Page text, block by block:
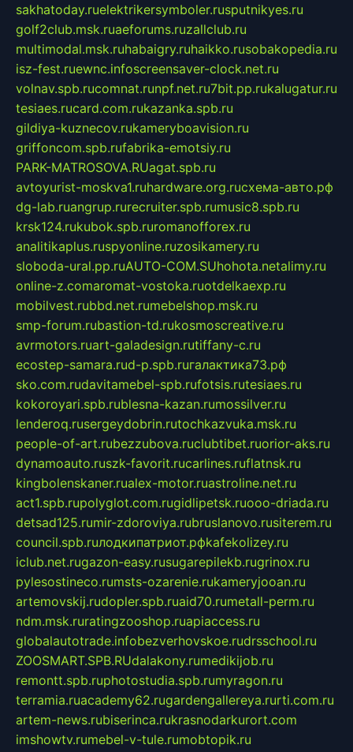
sakhatoday.ruelektrikersymboler.rusputnikyes.ru
golf2club.msk.ruaeforums.ruzallclub.ru
multimodal.msk.ruhabaigry.ruhaikko.rusobakopedia.ru
isz-fest.ruewnc.infoscreensaver-clock.net.ru
volnav.spb.rucomnat.runpf.net.ru7bit.pp.rukalugatur.ru
tesiaes.rucard.com.rukazanka.spb.ru
gildiya-kuznecov.rukameryboavision.ru
griffoncom.spb.rufabrika-emotsiy.ru
PARK-MATROSOVA.RUagat.spb.ru
avtoyurist-moskva1.ruhardware.org.ruсхема-авто.рф
dg-lab.ruangrup.rurecruiter.spb.rumusic8.spb.ru
krsk124.rukubok.spb.ruromanofforex.ru
analitikaplus.ruspyonline.ruzosikamery.ru
sloboda-ural.pp.ruAUTO-COM.SUhohota.netalimy.ru
online-z.comaromat-vostoka.ruotdelkaexp.ru
mobilvest.rubbd.net.rumebelshop.msk.ru
smp-forum.rubastion-td.rukosmoscreative.ru
avrmotors.ruart-galadesign.rutiffany-c.ru
ecostep-samara.rud-p.spb.ruгалактика73.рф
sko.com.rudavitamebel-spb.rufotsis.rutesiaes.ru
kokoroyari.spb.rublesna-kazan.rumossilver.ru
lenderoq.rusergeydobrin.rutochkazvuka.msk.ru
people-of-art.rubezzubova.ruclubtibet.ruorior-aks.ru
dynamoauto.ruszk-favorit.rucarlines.ruflatnsk.ru
kingbolenskaner.rualex-motor.ruastroline.net.ru
act1.spb.rupolyglot.com.rugidlipetsk.ruooo-driada.ru
detsad125.rumir-zdoroviya.rubruslanovo.rusiterem.ru
council.spb.ruлодкипатриот.рфkafekolizey.ru
iclub.net.rugazon-easy.rusugarepilekb.rugrinox.ru
pylesostineco.rumsts-ozarenie.rukameryjooan.ru
artemovskij.rudopler.spb.ruaid70.rumetall-perm.ru
ndm.msk.ruratingzooshop.ruapiaccess.ru
globalautotrade.infobezverhovskoe.rudrsschool.ru
ZOOSMART.SPB.RUdalakony.rumedikijob.ru
remontt.spb.ruphotostudia.spb.rumyragon.ru
terramia.ruacademy62.rugardengallereya.rurti.com.ru
artem-news.rubiserinca.rukrasnodarkurort.com
imshowtv.rumebel-v-tule.rumobtopik.ru